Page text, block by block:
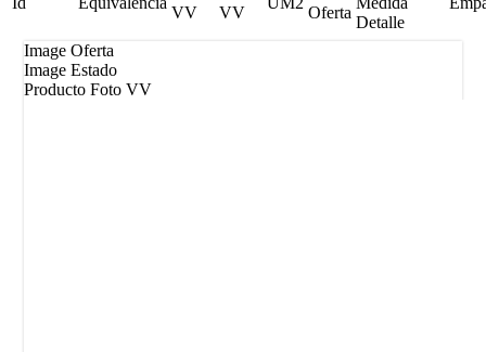
VV
VV
Oferta
Detalle
Image Oferta
Image Estado
Producto Foto VV